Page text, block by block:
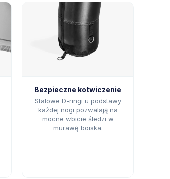
Bezpieczne kotwiczenie
Stalowe D-ringi u podstawy
każdej nogi pozwalają na
mocne wbicie śledzi w
murawę boiska.